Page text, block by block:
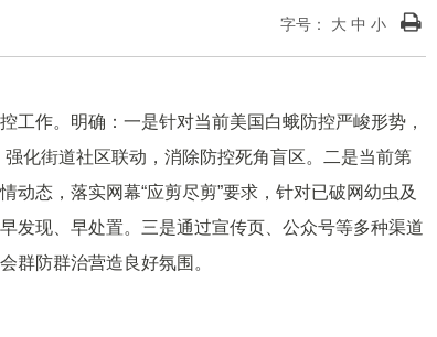
字号： 大 中 小
工作。明确：一是针对当前美国白蛾防控严峻形势，
化街道社区联动，消除防控死角盲区。二是当前第
态，落实网幕“应剪尽剪”要求，针对已破网幼虫及
发现、早处置。三是通过宣传页、公众号等多种渠道
社会群防群治营造良好氛围。